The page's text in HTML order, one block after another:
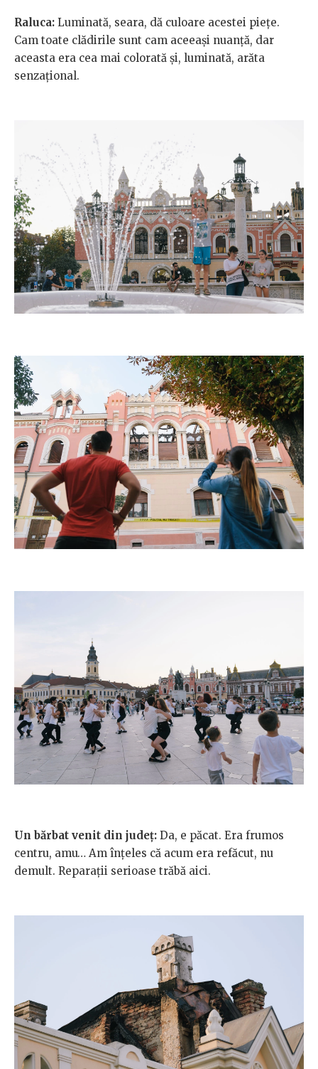
Raluca: Luminată, seara, dă culoare acestei piețe.
Cam toate clădirile sunt cam aceeași nuanță, dar
aceasta era cea mai colorată și, luminată, arăta
senzațional.
Un bărbat venit din județ: Da, e păcat. Era frumos
centru, amu… Am înțeles că acum era refăcut, nu
demult. Reparații serioase trăbă aici.